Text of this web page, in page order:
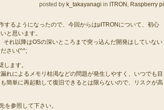
posted by k_takayanagi in ITRON , Raspberry pi
するようになったので、今回からはμITRONについて、初心
と思います。
それ以降はOSの深いところまで突っ込んだ開発はしていない
さい(^^;
ます。
れによるメモリ枯渇などの問題が発生しやすく、いつでも目
簡単に再起動して復旧できるとは限らないので、リスクが高
を参照して下さい。